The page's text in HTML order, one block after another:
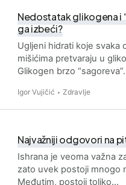
Nedostatak glikogena i
ga izbeći?
Ugljeni hidrati koje svaka
mišićima pretvaraju u
Glikogen brzo
Igor Vujičić Zdravlje
Najvažniji odgovori na
Ishrana je veoma važna
zato uvek postoji mnogo
Međutim, postoji toliko…